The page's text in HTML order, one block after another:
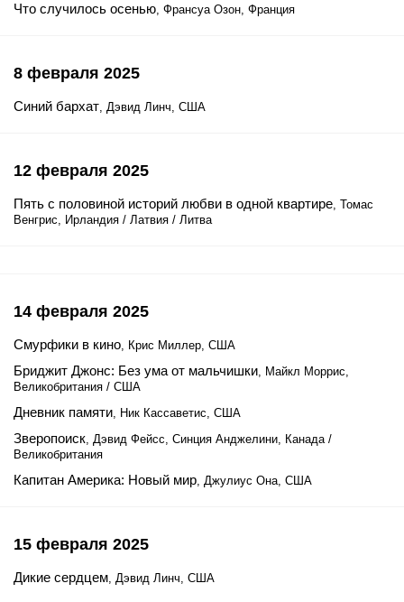
Что случилось осенью, Франсуа Озон, Франция
8 февраля 2025
Синий бархат, Дэвид Линч, США
12 февраля 2025
Пять с половиной историй любви в одной квартире, Томас
Венгрис, Ирландия / Латвия / Литва
14 февраля 2025
Смурфики в кино, Крис Миллер, США
Бриджит Джонс: Без ума от мальчишки, Майкл Моррис,
Великобритания / США
Дневник памяти, Ник Кассаветис, США
Зверопоиск, Дэвид Фейсс, Синция Анджелини, Канада /
Великобритания
Капитан Америка: Новый мир, Джулиус Она, США
15 февраля 2025
Дикие сердцем, Дэвид Линч, США